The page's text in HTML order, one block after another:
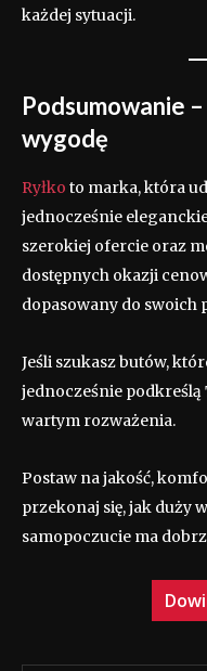
każdej sytuacji.
Podsumowanie
wygodę
Ryłko to marka, która
jednocześnie
szerokiej ofercie oraz
dostępnych okazji
dopasowany do swoich
Jeśli szukasz butów,
jednocześnie podkreślą
wartym rozważenia.
Postaw na jakość,
przekonaj się, jak duży
samopoczucie ma